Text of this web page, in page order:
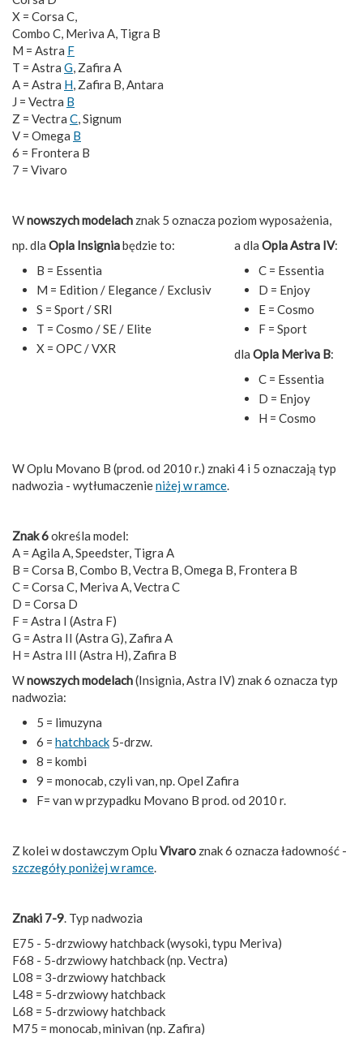
X = Corsa C,
Combo C, Meriva A, Tigra B
M = Astra F
T = Astra G, Zafira A
A = Astra H, Zafira B, Antara
J = Vectra B
Z = Vectra C, Signum
V = Omega B
6 = Frontera B
7 = Vivaro
Wnowszych modelach znak 5 oznacza poziom wyposażenia,
np. dla Opla Insigniabędzie to:
B = Essentia
M = Edition / Elegance / Exclusiv
S = Sport / SRI
T = Cosmo / SE / Elite
X = OPC / VXR
a dla Opla Astra IV:
C = Essentia
D = Enjoy
E = Cosmo
F = Sport
dla Opla Meriva B:
C = Essentia
D = Enjoy
H = Cosmo
W Oplu Movano B (prod. od 2010 r.) znaki 4 i 5 oznaczają typ
nadwozia - wytłumaczenieniżej w ramce.
Znak 6określa model:
A = Agila A, Speedster, Tigra A
B = Corsa B, Combo B, Vectra B, Omega B, Frontera B
C = Corsa C, Meriva A, Vectra C
D = Corsa D
F = Astra I (Astra F)
G = Astra II (Astra G), Zafira A
H = Astra III (Astra H), Zafira B
Wnowszych modelach(Insignia, Astra IV) znak 6 oznacza typ
nadwozia:
5 = limuzyna
6 = hatchback 5-drzw.
8 = kombi
9 = monocab, czyli van, np. Opel Zafira
F= van w przypadku Movano B prod. od 2010 r.
Z kolei w dostawczym Oplu Vivaro znak 6 oznacza ładowność -
szczegóły poniżej w ramce.
Znaki 7-9. Typ nadwozia
E75 - 5-drzwiowy hatchback (wysoki, typu Meriva)
F68 - 5-drzwiowy hatchback (np. Vectra)
L08 = 3-drzwiowy hatchback
L48 = 5-drzwiowy hatchback
L68 = 5-drzwiowy hatchback
M75 = monocab, minivan (np. Zafira)